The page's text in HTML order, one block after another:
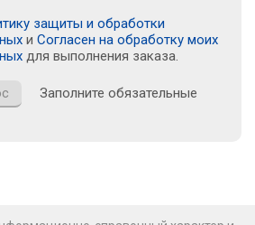
защиты и обработки
и Согласен на обработку моих
для выполнения заказа.
Заполните обязательные